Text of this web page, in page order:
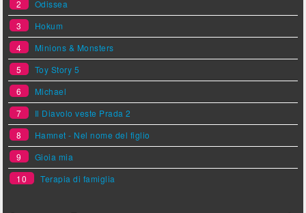
2
Odissea
3
Hokum
4
Minions & Monsters
5
Toy Story 5
6
Michael
7
Il Diavolo veste Prada 2
8
Hamnet - Nel nome del figlio
9
Gioia mia
10
Terapia di famiglia